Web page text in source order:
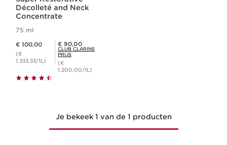
Décolleté and Neck
Concentrate
75 ml
€ 100,00
(€
1.333,33/1L)
Club Clarins Prijs € 90,00
€ 90,00
CLUB CLARINS
PRIJS
(€
1.200,00/1L)
Je bekeek 1 van de 1 producten